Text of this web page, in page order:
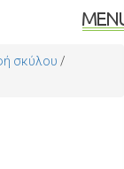
σκύλου /